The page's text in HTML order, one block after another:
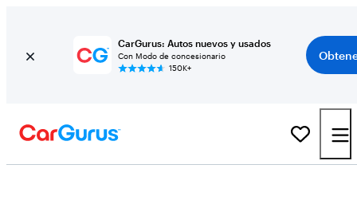
CarGurus: Autos nuevos y usados
Con Modo de concesionario
150K+